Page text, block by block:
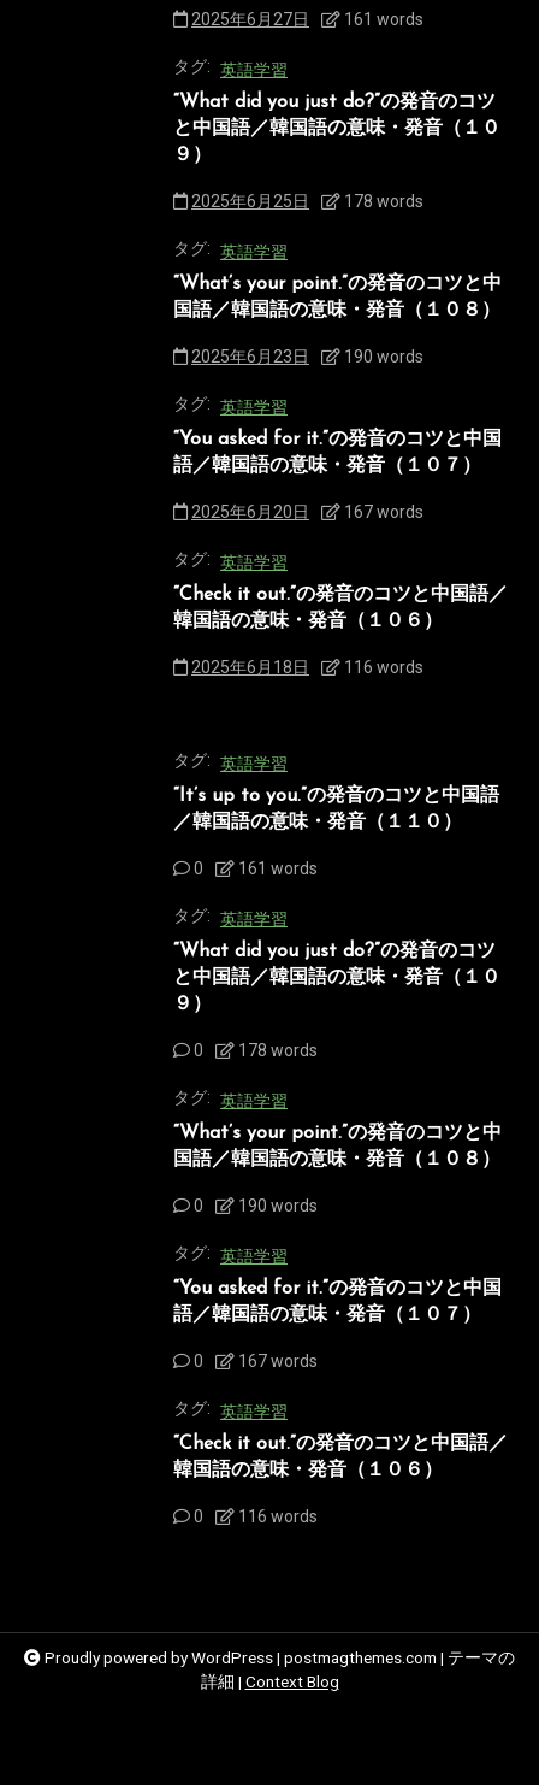
2025年6月27日 161 words
タグ: 英語学習
“What did you just do?”の発音のコツ
と中国語／韓国語の意味・発音（１０
９）
2025年6月25日 178 words
タグ: 英語学習
“What’s your point.”の発音のコツと中
国語／韓国語の意味・発音（１０８）
2025年6月23日 190 words
タグ: 英語学習
“You asked for it.”の発音のコツと中国
語／韓国語の意味・発音（１０７）
2025年6月20日 167 words
タグ: 英語学習
“Check it out.”の発音のコツと中国語／
韓国語の意味・発音（１０６）
2025年6月18日 116 words
タグ: 英語学習
“It’s up to you.”の発音のコツと中国語
／韓国語の意味・発音（１１０）
0 161 words
タグ: 英語学習
“What did you just do?”の発音のコツ
と中国語／韓国語の意味・発音（１０
９）
0 178 words
タグ: 英語学習
“What’s your point.”の発音のコツと中
国語／韓国語の意味・発音（１０８）
0 190 words
タグ: 英語学習
“You asked for it.”の発音のコツと中国
語／韓国語の意味・発音（１０７）
0 167 words
タグ: 英語学習
“Check it out.”の発音のコツと中国語／
韓国語の意味・発音（１０６）
0 116 words
Proudly powered by WordPress| postmagthemes.com | テーマの
詳細 | Context Blog